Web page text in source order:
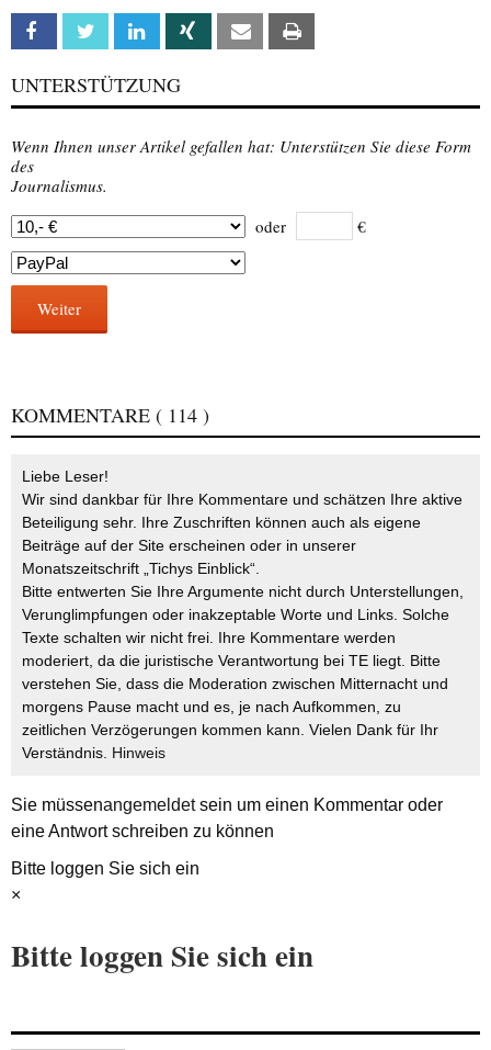
Facebook Twitter Linkedin Xing Email
UNTERSTÜTZUNG
Wenn Ihnen unser Artikel gefallen hat: Unterstützen Sie diese Form
des
Journalismus.
oder
€
Weiter
KOMMENTARE ( 114 )
Liebe Leser!
Wir sind dankbar für Ihre Kommentare und schätzen Ihre aktive
Beteiligung sehr. Ihre Zuschriften können auch als eigene
Beiträge auf der Site erscheinen oder in unserer
Monatszeitschrift „Tichys Einblick“.
Bitte entwerten Sie Ihre Argumente nicht durch Unterstellungen,
Verunglimpfungen oder inakzeptable Worte und Links. Solche
Texte schalten wir nicht frei. Ihre Kommentare werden
moderiert, da die juristische Verantwortung bei TE liegt. Bitte
verstehen Sie, dass die Moderation zwischen Mitternacht und
morgens Pause macht und es, je nach Aufkommen, zu
zeitlichen Verzögerungen kommen kann. Vielen Dank für Ihr
Verständnis. Hinweis
Sie müssenangemeldetsein um einen Kommentar oder
eine Antwort schreiben zu können
Bitte loggen Sie sich ein
×
Bitte loggen Sie sich ein